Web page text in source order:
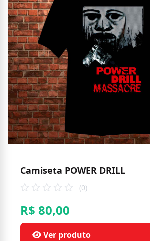
Camiseta POWER DRILL
(0)
R$ 80,00
Ver produto